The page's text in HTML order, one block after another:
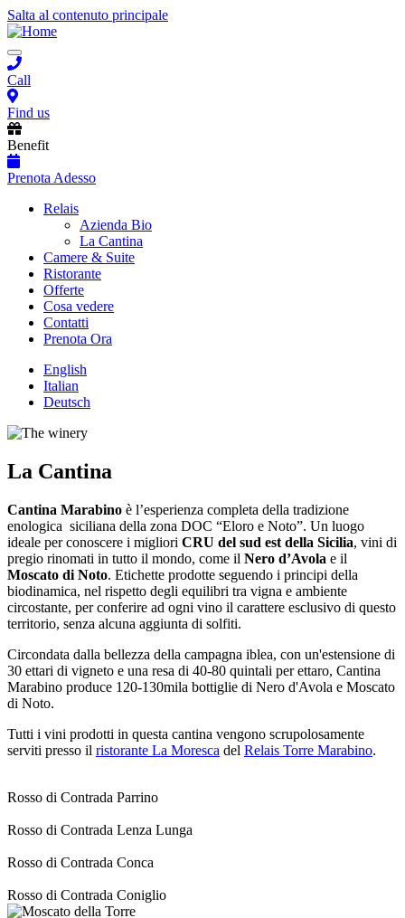
Salta al contenuto principale
Toggle
navigation
Call
Find us
Benefit
Prenota Adesso
Main
navigation
Relais
Azienda Bio
La Cantina
Camere & Suite
Ristorante
Offerte
Cosa vedere
Contatti
Prenota Ora
English
Italian
Deutsch
La Cantina
Cantina Marabino è l’esperienza completa della tradizione
enologica siciliana della zona DOC “Eloro e Noto”. Un luogo
ideale per conoscere i migliori CRU del sud est della Sicilia, vini di
pregio rinomati in tutto il mondo, come il Nero d’Avola e il
Moscato di Noto. Etichette prodotte seguendo i principi della
biodinamica, nel rispetto degli equilibri tra vigna e ambiente
circostante, per conferire ad ogni vino il carattere esclusivo di questo
territorio, senza alcuna aggiunta di solfiti.
Circondata dalla bellezza della campagna iblea, con un'estensione di
30 ettari di vigneto e una resa di 40-80 quintali per ettaro, Cantina
Marabino produce 120-130mila bottiglie di Nero d'Avola e Moscato
di Noto.
Tutti i vini prodotti in questa cantina vengono scrupolosamente
serviti presso il ristorante La Moresca del Relais Torre Marabino.
Rosso di Contrada Parrino
Rosso di Contrada Lenza Lunga
Rosso di Contrada Conca
Rosso di Contrada Coniglio